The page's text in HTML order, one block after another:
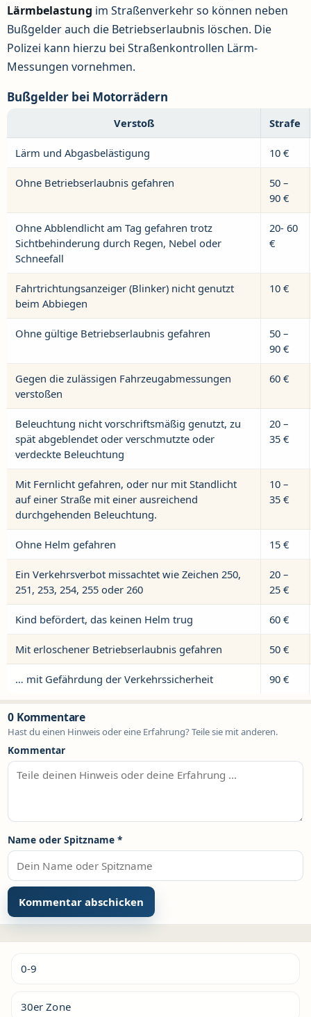
Lärmbelastung im Straßenverkehr so können neben
Bußgelder auch die Betriebserlaubnis löschen. Die
Polizei kann hierzu bei Straßenkontrollen Lärm-
Messungen vornehmen.
Bußgelder bei Motorrädern
Verstoß Strafe
Lärm und Abgasbelästigung 10 €
Ohne Betriebserlaubnis gefahren
50 –
90 €
Ohne Abblendlicht am Tag gefahren trotz
Sichtbehinderung durch Regen, Nebel oder
Schneefall
20- 60
€
Fahrtrichtungsanzeiger (Blinker) nicht genutzt
beim Abbiegen
10 €
Ohne gültige Betriebserlaubnis gefahren
50 –
90 €
Gegen die zulässigen Fahrzeugabmessungen
verstoßen
60 €
Beleuchtung nicht vorschriftsmäßig genutzt, zu
spät abgeblendet oder verschmutzte oder
verdeckte Beleuchtung
20 –
35 €
Mit Fernlicht gefahren, oder nur mit Standlicht
auf einer Straße mit einer ausreichend
durchgehenden Beleuchtung.
10 –
35 €
Ohne Helm gefahren 15 €
Ein Verkehrsverbot missachtet wie Zeichen 250,
251, 253, 254, 255 oder 260
20 –
25 €
Kind befördert, das keinen Helm trug 60 €
Mit erloschener Betriebserlaubnis gefahren 50 €
… mit Gefährdung der Verkehrssicherheit 90 €
0 Kommentare
Hast du einen Hinweis oder eine Erfahrung? Teile sie mit anderen.
Kommentar
Name oder Spitzname *
0-9
30er Zone